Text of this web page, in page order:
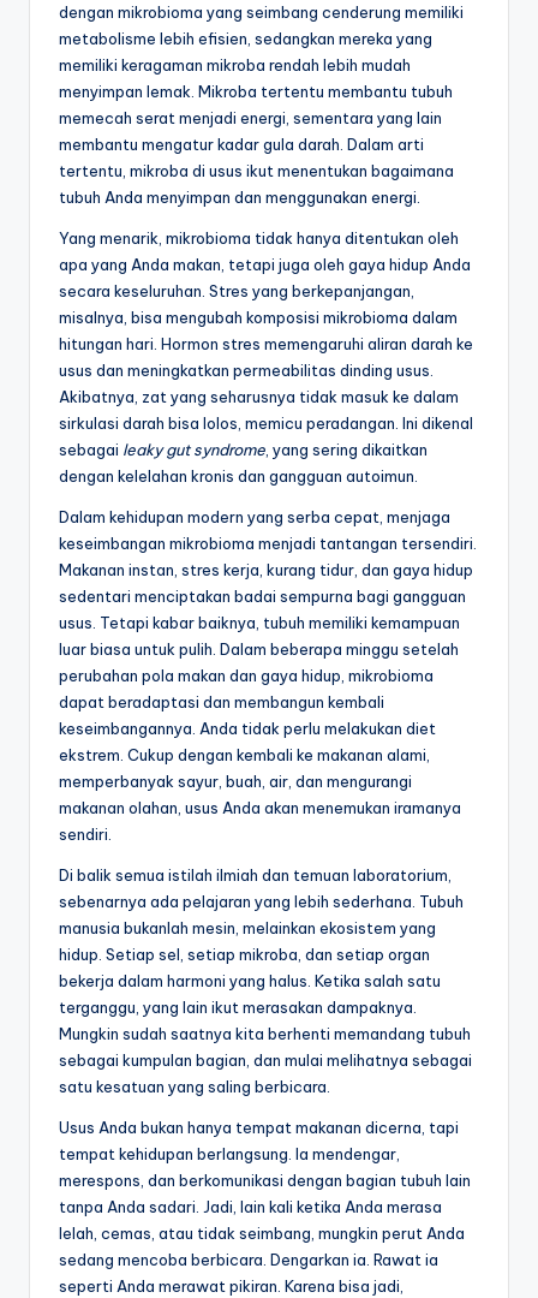
dengan mikrobioma yang seimbang cenderung memiliki
metabolisme lebih efisien, sedangkan mereka yang
memiliki keragaman mikroba rendah lebih mudah
menyimpan lemak. Mikroba tertentu membantu tubuh
memecah serat menjadi energi, sementara yang lain
membantu mengatur kadar gula darah. Dalam arti
tertentu, mikroba di usus ikut menentukan bagaimana
tubuh Anda menyimpan dan menggunakan energi.
Yang menarik, mikrobioma tidak hanya ditentukan oleh
apa yang Anda makan, tetapi juga oleh gaya hidup Anda
secara keseluruhan. Stres yang berkepanjangan,
misalnya, bisa mengubah komposisi mikrobioma dalam
hitungan hari. Hormon stres memengaruhi aliran darah ke
usus dan meningkatkan permeabilitas dinding usus.
Akibatnya, zat yang seharusnya tidak masuk ke dalam
sirkulasi darah bisa lolos, memicu peradangan. Ini dikenal
sebagai leaky gut syndrome , yang sering dikaitkan
dengan kelelahan kronis dan gangguan autoimun.
Dalam kehidupan modern yang serba cepat, menjaga
keseimbangan mikrobioma menjadi tantangan tersendiri.
Makanan instan, stres kerja, kurang tidur, dan gaya hidup
sedentari menciptakan badai sempurna bagi gangguan
usus. Tetapi kabar baiknya, tubuh memiliki kemampuan
luar biasa untuk pulih. Dalam beberapa minggu setelah
perubahan pola makan dan gaya hidup, mikrobioma
dapat beradaptasi dan membangun kembali
keseimbangannya. Anda tidak perlu melakukan diet
ekstrem. Cukup dengan kembali ke makanan alami,
memperbanyak sayur, buah, air, dan mengurangi
makanan olahan, usus Anda akan menemukan iramanya
sendiri.
Di balik semua istilah ilmiah dan temuan laboratorium,
sebenarnya ada pelajaran yang lebih sederhana. Tubuh
manusia bukanlah mesin, melainkan ekosistem yang
hidup. Setiap sel, setiap mikroba, dan setiap organ
bekerja dalam harmoni yang halus. Ketika salah satu
terganggu, yang lain ikut merasakan dampaknya.
Mungkin sudah saatnya kita berhenti memandang tubuh
sebagai kumpulan bagian, dan mulai melihatnya sebagai
satu kesatuan yang saling berbicara.
Usus Anda bukan hanya tempat makanan dicerna, tapi
tempat kehidupan berlangsung. Ia mendengar,
merespons, dan berkomunikasi dengan bagian tubuh lain
tanpa Anda sadari. Jadi, lain kali ketika Anda merasa
lelah, cemas, atau tidak seimbang, mungkin perut Anda
sedang mencoba berbicara. Dengarkan ia. Rawat ia
seperti Anda merawat pikiran. Karena bisa jadi,